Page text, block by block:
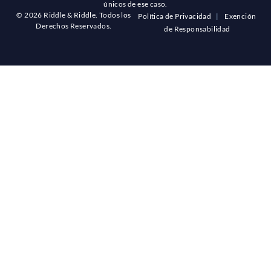
únicos de ese caso.
© 2026 Riddle & Riddle. Todos los
Derechos Reservados.
Política de Privacidad |
Exención
de Responsabilidad